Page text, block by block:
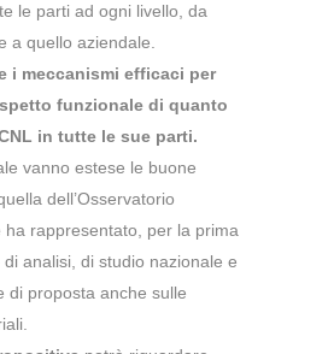
le parti ad ogni livello, da
a quello aziendale.
i meccanismi efficaci per
funzionale di quanto
in tutte le sue parti.
vanno estese le buone
dell’Osservatorio
ha rappresentato, per la prima
analisi, di studio nazionale e
di proposta anche sulle